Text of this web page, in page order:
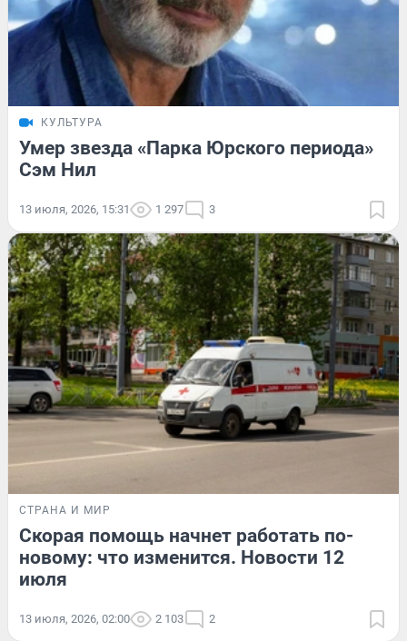
КУЛЬТУРА
Умер звезда «Парка Юрского периода»
Сэм Нил
13 июля, 2026, 15:31 1 297 3
СТРАНА И МИР
Скорая помощь начнет работать по-
новому: что изменится. Новости 12
июля
13 июля, 2026, 02:00 2 103 2